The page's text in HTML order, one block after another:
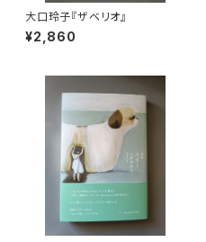
大口玲子『ザベリオ』
¥2,860